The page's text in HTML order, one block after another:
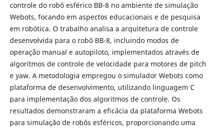
controle do robô esférico BB-8 no ambiente de simulação
Webots, focando em aspectos educacionais e de pesquisa
em robótica. O trabalho analisa a arquitetura de controle
desenvolvida para o robô BB-8, incluindo modos de
operação manual e autopiloto, implementados através de
algoritmos de controle de velocidade para motores de pitch
e yaw. A metodologia empregou o simulador Webots como
plataforma de desenvolvimento, utilizando linguagem C
para implementação dos algoritmos de controle. Os
resultados demonstraram a eficácia da plataforma Webots
para simulação de robôs esféricos, proporcionando uma